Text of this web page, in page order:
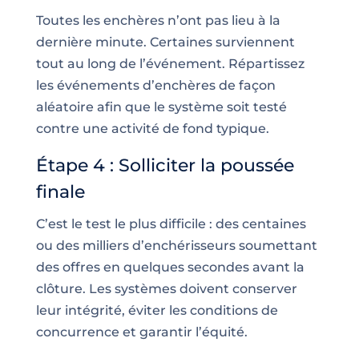
Toutes les enchères n’ont pas lieu à la
dernière minute. Certaines surviennent
tout au long de l’événement. Répartissez
les événements d’enchères de façon
aléatoire afin que le système soit testé
contre une activité de fond typique.
Étape 4 : Solliciter la poussée
finale
C’est le test le plus difficile : des centaines
ou des milliers d’enchérisseurs soumettant
des offres en quelques secondes avant la
clôture. Les systèmes doivent conserver
leur intégrité, éviter les conditions de
concurrence et garantir l’équité.